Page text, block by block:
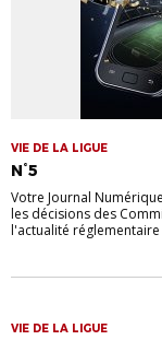
VIE DE LA LIGUE
N°5
Votre Journal
les décisions des
l'actualité
VIE DE LA LIGUE